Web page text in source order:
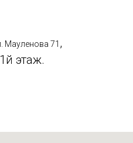
Мауленова 71 ,
этаж.